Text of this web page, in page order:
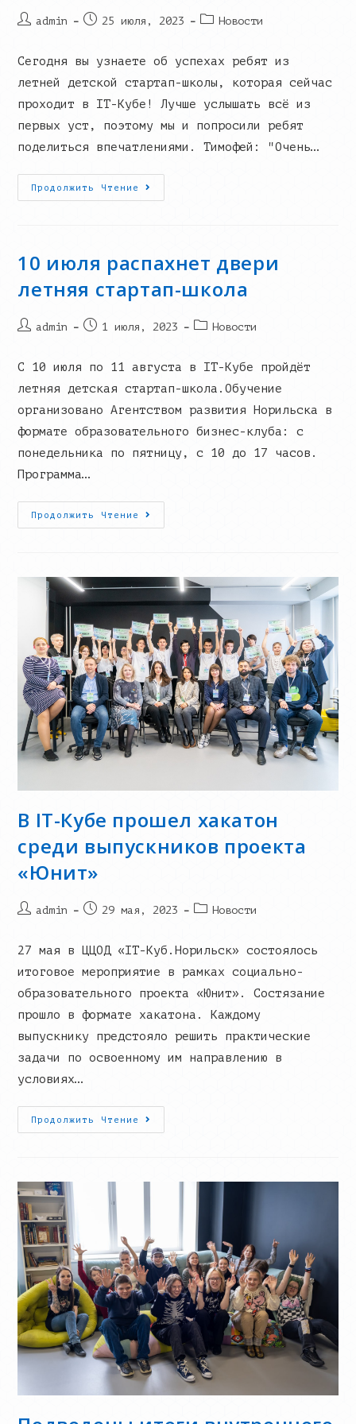
Postadmin
Запись25 июля, 2023
PostНовости
Сегодня вы узнаете об успехах ребят из
летней детской стартап-школы, которая сейчас
проходит в IT-Кубе! Лучше услышать всё из
первых уст, поэтому мы и попросили ребят
поделиться впечатлениями. Тимофей: "Очень…
Продолжить Чтение
Работа
Летней
10 июля распахнет двери
летняя стартап-школа
Postadmin
Запись1 июля, 2023
PostНовости
С 10 июля по 11 августа в IT-Кубе пройдёт
летняя детская стартап-школа.Обучение
организовано Агентством развития Норильска в
формате образовательного бизнес-клуба: с
понедельника по пятницу, с 10 до 17 часов.
Программа…
Продолжить Чтение
10
Июля
В IT-Кубе прошел хакатон
среди выпускников проекта
«Юнит»
Postadmin
Запись29 мая, 2023
PostНовости
27 мая в ЦЦОД «IT-Куб.Норильск» состоялось
итоговое мероприятие в рамках социально-
образовательного проекта «Юнит». Состязание
прошло в формате хакатона. Каждому
выпускнику предстояло решить практические
задачи по освоенному им направлению в
условиях…
Продолжить Чтение
В
IT-